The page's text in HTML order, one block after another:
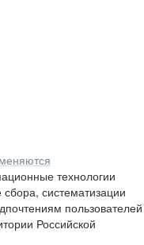
технологии
систематизации
пользователей
Российской